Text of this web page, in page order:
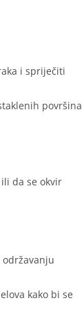
i spriječiti
površina
da se okvir
kako bi se